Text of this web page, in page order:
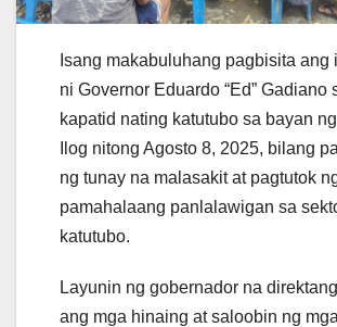
Isang makabuluhang pagbisita ang
ni Governor Eduardo “Ed” Gadiano
kapatid nating katutubo sa bayan
Ilog nitong Agosto 8, 2025, bilang
ng tunay na malasakit at pagtutok
pamahalaang panlalawigan sa
katutubo.
Layunin ng gobernador na
ang mga hinaing at saloobin ng mga